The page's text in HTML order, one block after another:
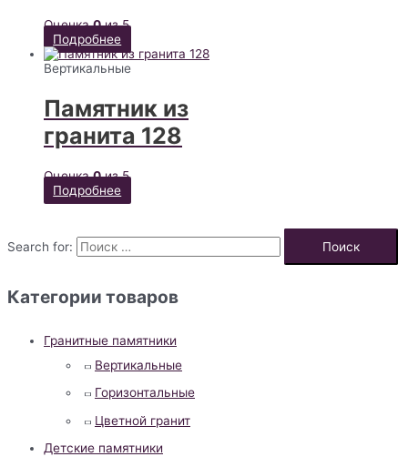
Оценка0из 5
Подробнее
Вертикальные
Памятник из
гранита 128
Оценка0из 5
Подробнее
Search for:
Категории товаров
Гранитные памятники
Вертикальные
Горизонтальные
Цветной гранит
Детские памятники